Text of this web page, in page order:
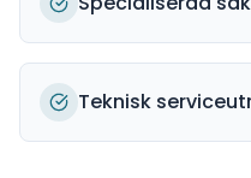
Teknisk